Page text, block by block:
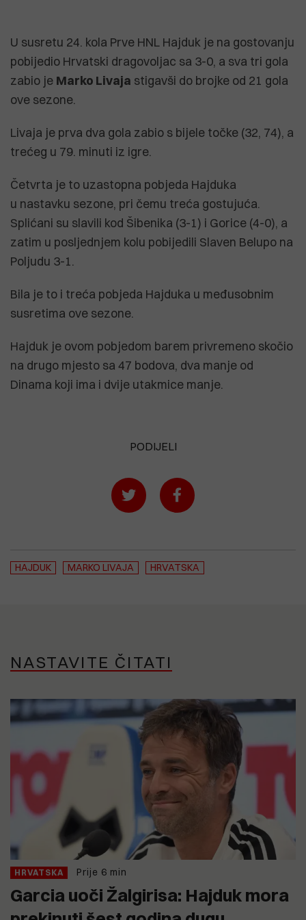
U susretu 24. kola Prve HNL Hajduk je na gostovanju
pobijedio Hrvatski dragovoljac sa 3-0, a sva tri gola
zabio je Marko Livaja stigavši do brojke od 21 gola
ove sezone.
Livaja je prva dva gola zabio s bijele točke (32, 74), a
trećeg u 79. minuti iz igre.
Četvrta je to uzastopna pobjeda Hajduka
u nastavku sezone, pri čemu treća gostujuća.
Splićani su slavili kod Šibenika (3-1) i Gorice (4-0), a
zatim u posljednjem kolu pobijedili Slaven Belupo na
Poljudu 3-1.
Bila je to i treća pobjeda Hajduka u međusobnim
susretima ove sezone.
Hajduk je ovom pobjedom barem privremeno skočio
na drugo mjesto sa 47 bodova, dva manje od
Dinama koji ima i dvije utakmice manje.
PODIJELI
HAJDUK MARKO LIVAJA HRVATSKA
NASTAVITE ČITATI
HRVATSKA Prije 6 min
Garcia uoči Žalgirisa: Hajduk mora